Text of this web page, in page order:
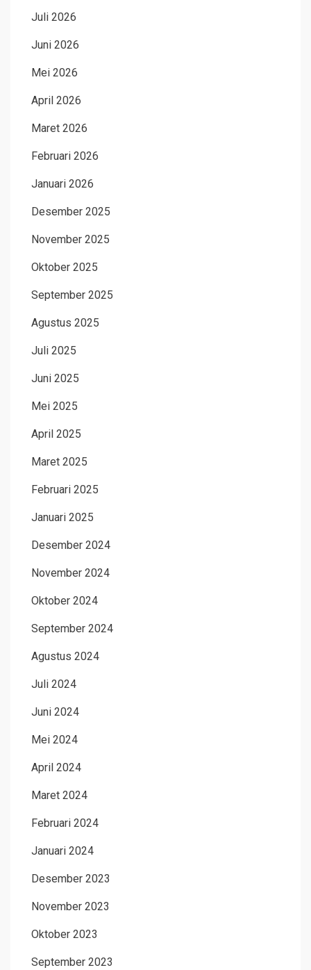
Juli 2026
Juni 2026
Mei 2026
April 2026
Maret 2026
Februari 2026
Januari 2026
Desember 2025
November 2025
Oktober 2025
September 2025
Agustus 2025
Juli 2025
Juni 2025
Mei 2025
April 2025
Maret 2025
Februari 2025
Januari 2025
Desember 2024
November 2024
Oktober 2024
September 2024
Agustus 2024
Juli 2024
Juni 2024
Mei 2024
April 2024
Maret 2024
Februari 2024
Januari 2024
Desember 2023
November 2023
Oktober 2023
September 2023